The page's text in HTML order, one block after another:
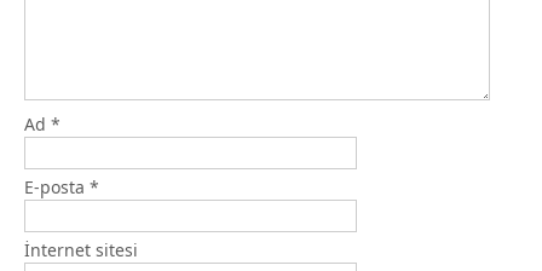
Ad *
E-posta *
İnternet sitesi